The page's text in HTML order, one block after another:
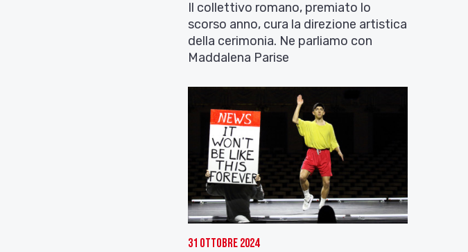
Il collettivo romano, premiato lo
scorso anno, cura la direzione artistica
della cerimonia. Ne parliamo con
Maddalena Parise
31 Ottobre 2024